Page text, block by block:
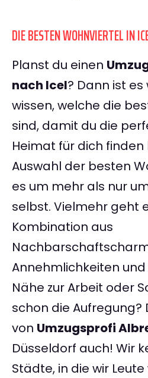
DIE BESTEN WOHNVIERTEL IN
Planst du einen
nach Icel? Dann ist es
wissen, welche die
sind, damit du die
Heimat für dich finden
Auswahl der besten
es um mehr als nur
selbst. Vielmehr geht
Kombination aus
Annehmlichkeiten
Nähe zur Arbeit oder
schon die Aufregung?
von Umzugsprofi
Düsseldorf auch! Wir
Städte, in die wir